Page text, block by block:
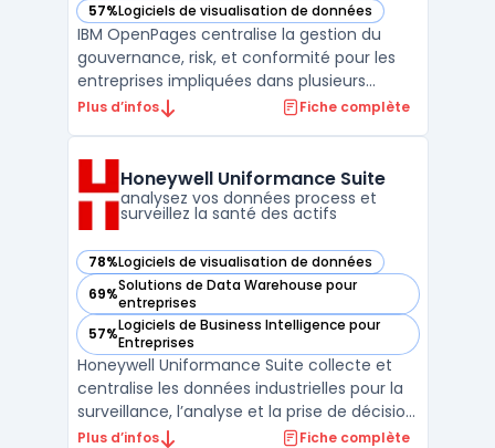
57%Logiciels de visualisation de données
— voir IBM OpenPages dans cette catégorie
IBM OpenPages centralise la gestion du
gouvernance, risk, et conformité pour les
entreprises impliquées dans plusieurs
périmètres réglementaires et métiers. La
la conformité réglementaire aux audits, en
pass ...
Plus d’infos Fiche complète
Honeywell Uniformance Suite
analysez vos données process et
surveillez la santé des actifs
78%Logiciels de visualisation de données
— voir Honeywell Uniformance Suite dans cette catégorie
69%Solutions de Data Warehouse pour
entreprises
— voir Honeywell Uniformance Suite dans cette catégorie
57%Logiciels de Business Intelligence pour
Entreprises
— voir Honeywell Uniformance Suite dans cette catégorie
Honeywell Uniformance Suite collecte et
centralise les données industrielles pour la
surveillance, l’analyse et la prise de décision
sur site ou à l’échelle de l’organisation. Ce
Plus d’infos Fiche complète